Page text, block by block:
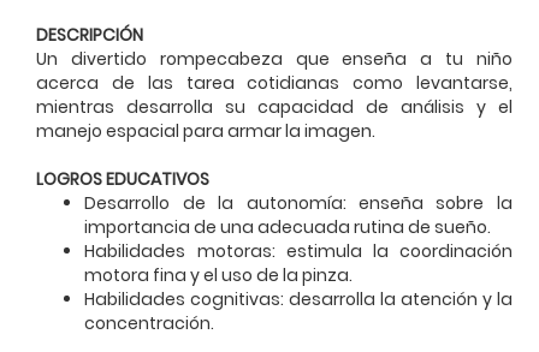
DESCRIPCIÓN
Un divertido rompecabeza que enseña a tu niño
acerca de las tarea cotidianas como levantarse,
mientras desarrolla su capacidad de análisis y el
manejo espacial para armar la imagen.
LOGROS EDUCATIVOS
Desarrollo de la autonomía: enseña sobre la
importancia de una adecuada rutina de sueño.
Habilidades motoras: estimula la coordinación
motora fina y el uso de la pinza.
Habilidades cognitivas: desarrolla la atención y la
concentración.